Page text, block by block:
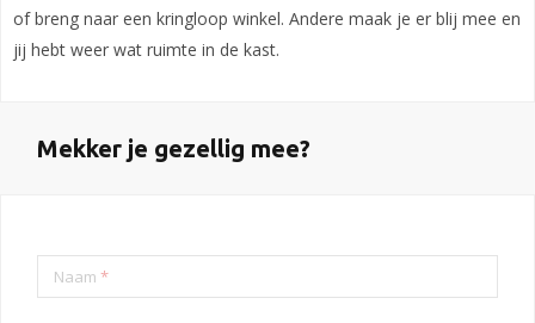
of breng naar een kringloop winkel. Andere maak je er blij mee en
jij hebt weer wat ruimte in de kast.
Mekker je gezellig mee?
Naam *